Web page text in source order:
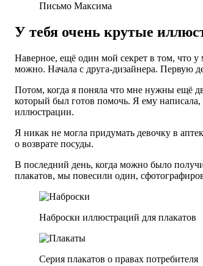
Письмо Максима
У тебя очень крутые
Наверное, ещё один мой секрет в том, что у
можно. Начала с друга-дизайнера. Первую
Потом, когда я поняла что мне нужны ещё
который был готов помочь. Я ему написала,
иллюстрации.
Я никак не могла придумать девочку в
о возврате посуды.
В последний день, когда можно было
плакатов, мы повесили один,
Наброски иллюстраций для плакатов
Серия плакатов о правах потребителя